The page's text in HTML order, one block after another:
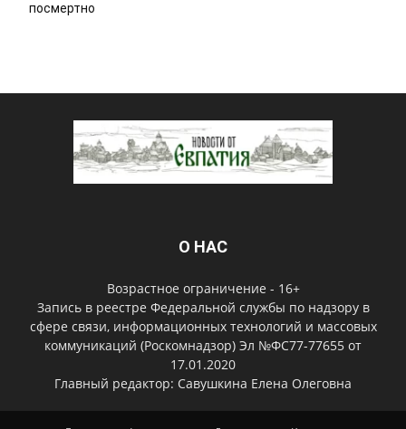
посмертно
О НАС
Возрастное ограничение - 16+
Запись в реестре Федеральной службы по надзору в
сфере связи, информационных технологий и массовых
коммуникаций (Роскомнадзор) Эл №ФС77-77655 от
17.01.2020
Главный редактор: Савушкина Елена Олеговна